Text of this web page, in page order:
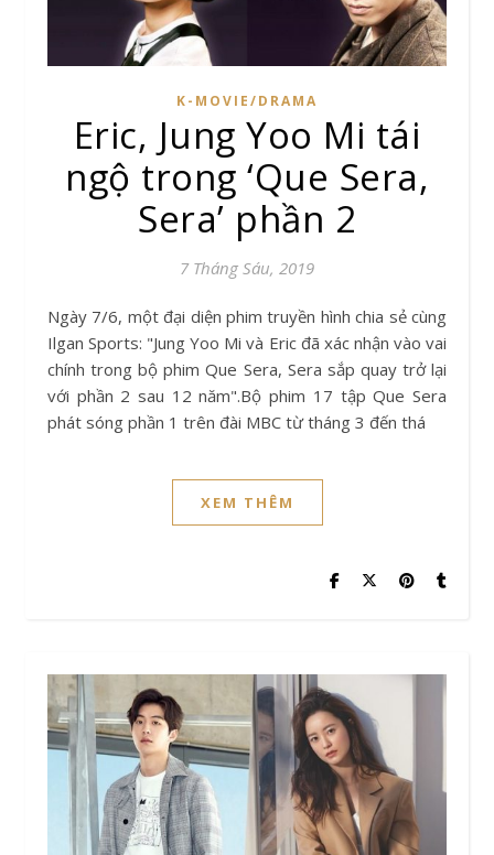
K-MOVIE/DRAMA
Eric, Jung Yoo Mi tái
ngộ trong ‘Que Sera,
Sera’ phần 2
7 Tháng Sáu, 2019
Ngày 7/6, một đại diện phim truyền hình chia sẻ cùng
Ilgan Sports: "Jung Yoo Mi và Eric đã xác nhận vào vai
chính trong bộ phim Que Sera, Sera sắp quay trở lại
với phần 2 sau 12 năm".Bộ phim 17 tập Que Sera
phát sóng phần 1 trên đài MBC từ tháng 3 đến thá
XEM THÊM